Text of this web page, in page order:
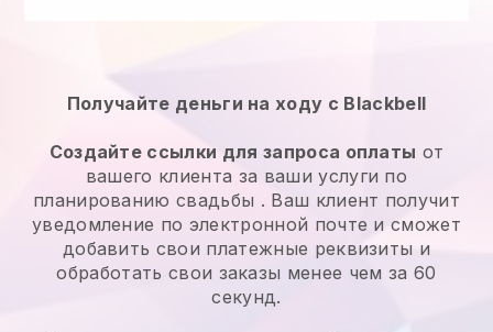
Получайте деньги на ходу с Blackbell
Создайте ссылки для запроса оплаты от
вашего клиента за вашиуслуги по
планированию свадьбы . Ваш клиент получит
уведомление по электронной почте и сможет
добавить свои платежные реквизиты и
обработать свои заказы менее чем за 60
секунд.